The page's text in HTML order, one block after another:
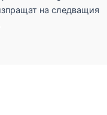
на следващия